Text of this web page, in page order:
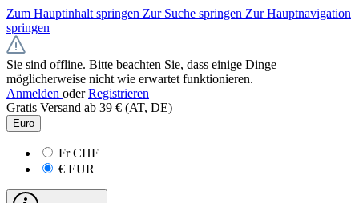
Zum Hauptinhalt springen Zur Suche springen Zur Hauptnavigation
springen
Sie sind offline. Bitte beachten Sie, dass einige Dinge
möglicherweise nicht wie erwartet funktionieren.
Anmelden oder Registrieren
Gratis Versand ab 39 € (AT, DE)
Euro
FrCHF
€ EUR